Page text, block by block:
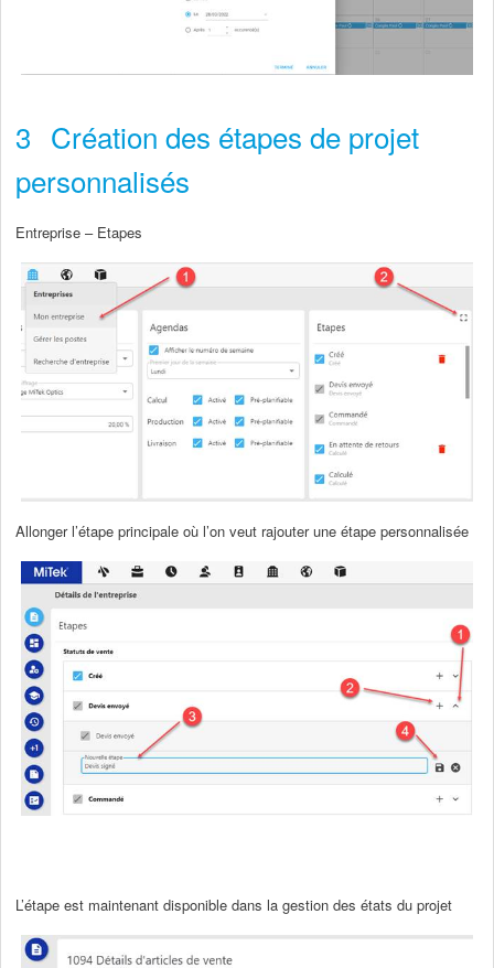
3 Création des étapes de projet
personnalisés
Entreprise – Etapes
Allonger l’étape principale où l’on veut rajouter une étape personnalisée
L’étape est maintenant disponible dans la gestion des états du projet